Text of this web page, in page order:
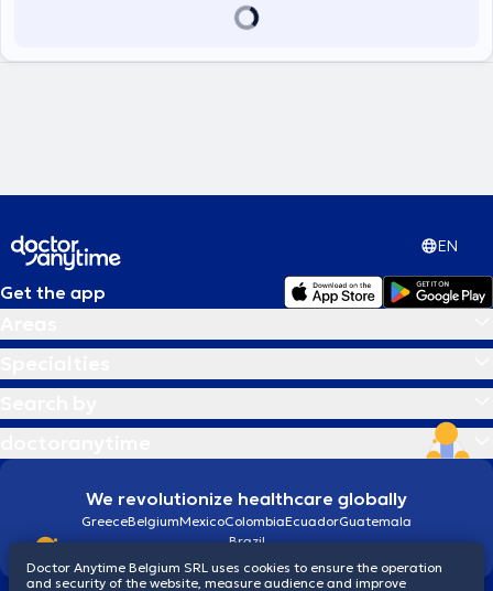
EN
Get the app
We revolutionize healthcare globally
GreeceBelgiumMexicoColombiaEcuadorGuatemala
Brazil
Doctor Anytime Belgium SRL uses cookies to ensure the operation
and security of the website, measure audience and improve